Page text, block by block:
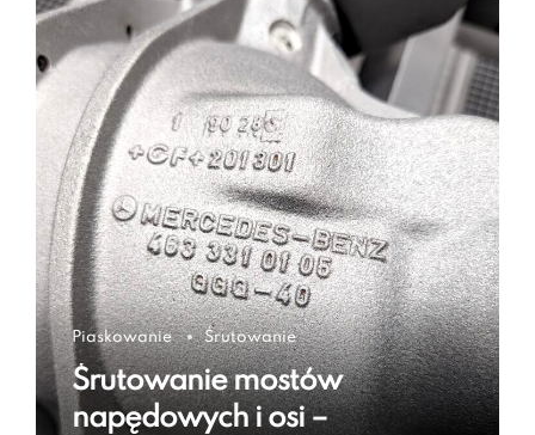
Piaskowanie Śrutowanie
Śrutowanie mostów
napędowych i osi –